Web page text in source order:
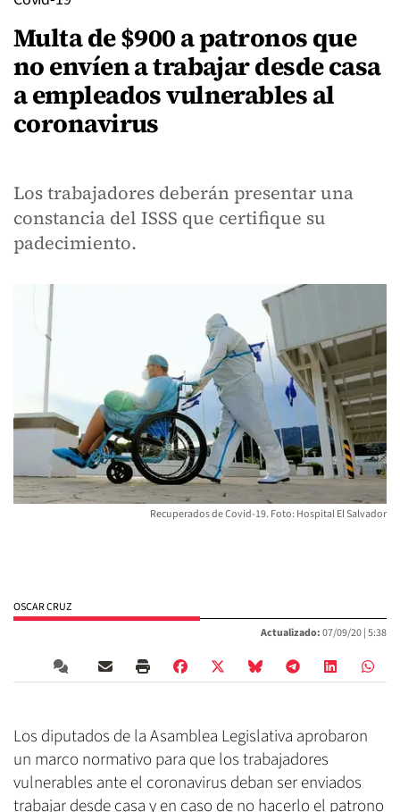
Multa de $900 a patronos que
no envíen a trabajar desde casa
a empleados vulnerables al
coronavirus
Los trabajadores deberán presentar una
constancia del ISSS que certifique su
padecimiento.
Recuperados de Covid-19. Foto: Hospital El Salvador
OSCAR CRUZ
Actualizado:07/09/20 |5:38
Los diputados de la Asamblea Legislativa aprobaron
un marco normativo para que los trabajadores
vulnerables ante el coronavirus deban ser enviados
trabajar desde casa y en caso de no hacerlo el patrono